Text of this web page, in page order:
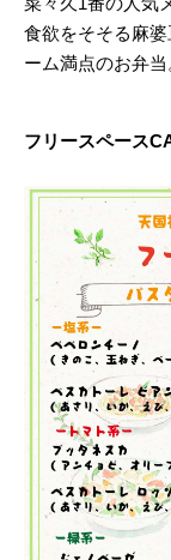
食欲をそそる麻
ーム満点のお弁当
フリースペース